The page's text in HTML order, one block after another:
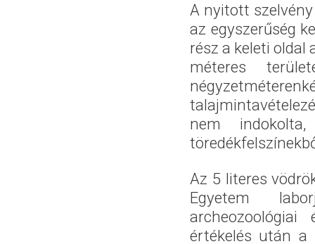
A nyitott
az egyszerűség
rész a keleti oldal
méteres
nem
Az 5 literes
Egyetem
értékelés után a